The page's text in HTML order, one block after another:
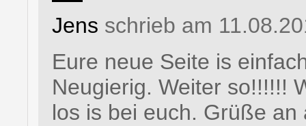
Jens schrieb am
Eure neue Seite is
Neugierig. Weiter so!!!!!!
los is bei euch. Grüße an